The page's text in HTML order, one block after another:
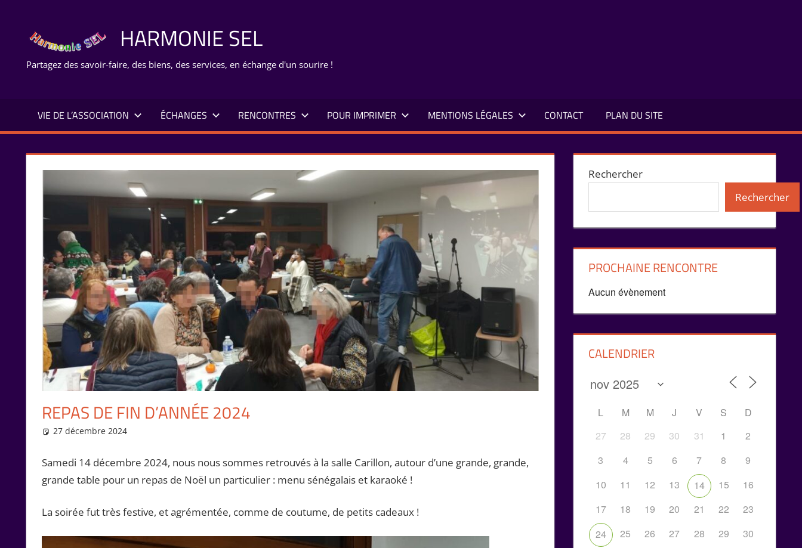
contenu
HARMONIE SEL
Partagez des savoir-faire, des biens, des services, en échange d'un sourire !
VIE DE L’ASSOCIATION ÉCHANGES RENCONTRES POUR IMPRIMER MENTIONS LÉGALES CONTACT PLAN DU SITE
REPAS DE FIN D’ANNÉE 2024
27 décembre 2024
Samedi 14 décembre 2024, nous nous sommes retrouvés à la salle Carillon, autour d’une grande, grande,
grande table pour un repas de Noël un particulier : menu sénégalais et karaoké !
La soirée fut très festive, et agrémentée, comme de coutume, de petits cadeaux !
Rechercher
Rechercher
PROCHAINE RENCONTRE
Aucun évènement
CALENDRIER
L M M J V S
D
27
28 29 30 31 1
2
3
4 5 6 7 8
9
10
11 12 13 14 15
16
17
18 19 20 21 22
23
24
25 26 27 28 29 30